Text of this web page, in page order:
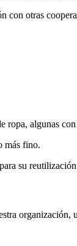
otras
ropa, algunas
más fino.
su